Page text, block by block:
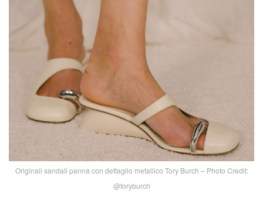
Originali sandali panna con dettaglio metallico Tory Burch – Photo Credit:
@toryburch